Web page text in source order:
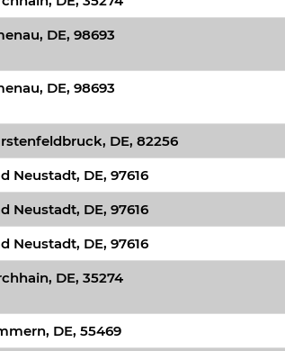
DE, 98693
DE, 98693
DE, 82256
Neustadt, DE, 97616
Neustadt, DE, 97616
Neustadt, DE, 97616
DE, 35274
DE, 55469